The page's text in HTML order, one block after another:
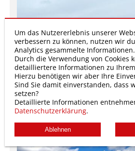
Hallenmontage Objekt
Um das Nutzererlebnis unserer
verbessern zu können, nutzen wir
Analytics gesammelte Informationen.
Durch die Verwendung von Cookies
detailliertere Informationen zu
Hierzu benötigen wir aber Ihre
Sind Sie damit einverstanden, dass
setzen?
Detaillierte Informationen
Datenschutzerklärung.
Ablehnen